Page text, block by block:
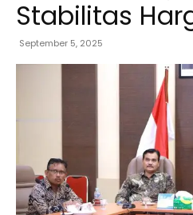
Stabilitas
September 5, 2025